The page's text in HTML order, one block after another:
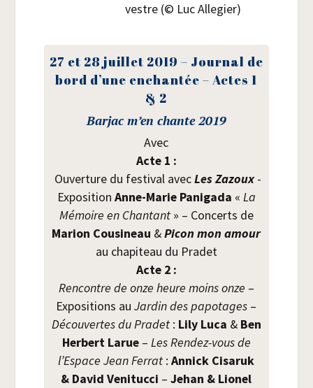
vestre (© Luc Allegier)
27 et 28 juillet 2019 – Jour­nal de
bord d’une enchan­tée – Actes 1
& 2
Bar­jac m’en chante 2019
Avec
Acte 1 :
Ouver­ture du fes­ti­val avecLes Zazoux-
Expo­si­tion Anne-Marie Pani­ga­da « La
Mémoire en Chan­tant» – Concerts de
Marion Cou­si­neau &Picon mon amour
au cha­pi­teau du Pra­det
Acte 2 :
Ren­contre de onze heure moins onze –
Expo­si­tions auJar­din des papo­tages –
Décou­vertes du Pra­det : Lily Luca & Ben
Her­bert Larue– Les Ren­dez-vous de
l’Espace Jean Fer­rat :Annick Cisa­ruk
& David Veni­tuc­ci –Jehan & Lio­nel